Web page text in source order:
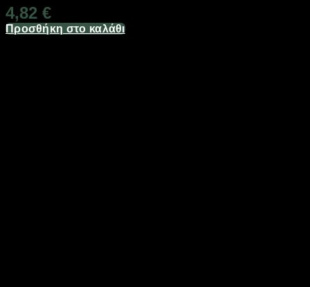
4,82 €
Προσθήκη στο καλάθι